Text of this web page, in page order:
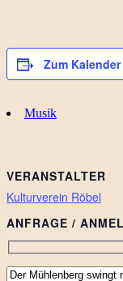
Zum
Musik
VERANSTALTER
Kulturverein Röbel
ANFRAGE /